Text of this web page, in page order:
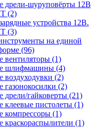
дрели-шуруповёрты 12В
(2)
устройства 12В.
(3)
на единой
(96)
вентиляторы (1)
шлифмашины (4)
воздуходувки (2)
газонокосилки (2)
дрели/гайковерты (21)
клеевые пистолеты (1)
компрессоры (1)
краскораспылители (1)